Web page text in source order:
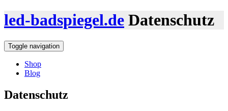
led-badspiegel.de Datenschutz
Toggle navigation
Shop
Blog
Datenschutz